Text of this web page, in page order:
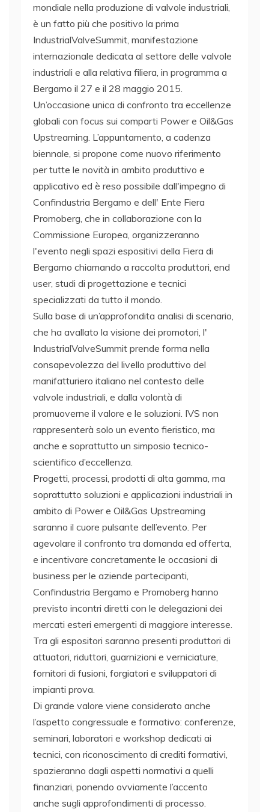
mondiale nella produzione di valvole industriali,
è un fatto più che positivo la prima
IndustrialValveSummit, manifestazione
internazionale dedicata al settore delle valvole
industriali e alla relativa filiera, in programma a
Bergamo il 27 e il 28 maggio 2015.
Un’occasione unica di confronto tra eccellenze
globali con focus sui comparti Power e Oil&Gas
Upstreaming. L’appuntamento, a cadenza
biennale, si propone come nuovo riferimento
per tutte le novità in ambito produttivo e
applicativo ed è reso possibile dall'impegno di
Confindustria Bergamo e dell' Ente Fiera
Promoberg, che in collaborazione con la
Commissione Europea, organizzeranno
l'evento negli spazi espositivi della Fiera di
Bergamo chiamando a raccolta produttori, end
user, studi di progettazione e tecnici
specializzati da tutto il mondo.
Sulla base di un’approfondita analisi di scenario,
che ha avallato la visione dei promotori, l'
IndustrialValveSummit prende forma nella
consapevolezza del livello produttivo del
manifatturiero italiano nel contesto delle
valvole industriali, e dalla volontà di
promuoverne il valore e le soluzioni. IVS non
rappresenterà solo un evento fieristico, ma
anche e soprattutto un simposio tecnico-
scientifico d’eccellenza.
Progetti, processi, prodotti di alta gamma, ma
soprattutto soluzioni e applicazioni industriali in
ambito di Power e Oil&Gas Upstreaming
saranno il cuore pulsante dell’evento. Per
agevolare il confronto tra domanda ed offerta,
e incentivare concretamente le occasioni di
business per le aziende partecipanti,
Confindustria Bergamo e Promoberg hanno
previsto incontri diretti con le delegazioni dei
mercati esteri emergenti di maggiore interesse.
Tra gli espositori saranno presenti produttori di
attuatori, riduttori, guarnizioni e verniciature,
fornitori di fusioni, forgiatori e sviluppatori di
impianti prova.
Di grande valore viene considerato anche
l’aspetto congressuale e formativo: conferenze,
seminari, laboratori e workshop dedicati ai
tecnici, con riconoscimento di crediti formativi,
spazieranno dagli aspetti normativi a quelli
finanziari, ponendo ovviamente l’accento
anche sugli approfondimenti di processo.